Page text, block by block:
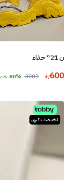
ن 21° حذاء
600
3000 80% خصم
تخفيضات كبرى